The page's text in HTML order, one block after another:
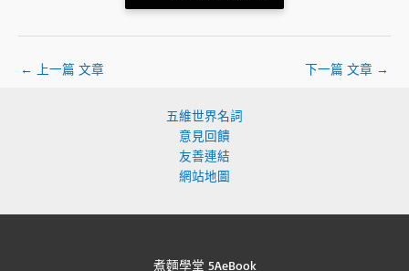
← 上一篇 文章 下一篇 文章 →
五維世界名詞
意見回饋
友善連結
網站地圖
煮麵學堂 5AeBook